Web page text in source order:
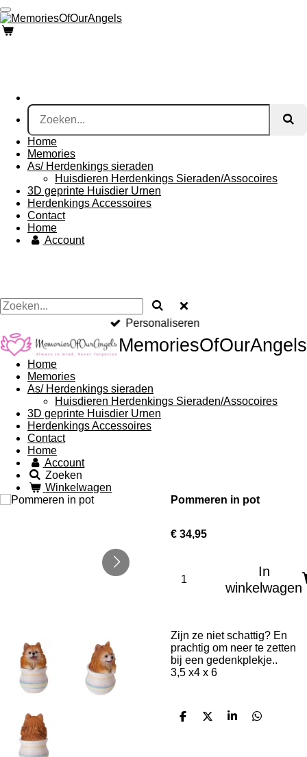
Ga
direct
naar
Home
Memories
As/ Herdenkings sieraden
Huisdieren Herdenkings Sieraden/Assocoires
3D geprinte Huisdier Urnen
Herdenkings Accessoires
Contact
Home
Account
Personaliseren
MemoriesOfOurAngels
Home
Memories
As/ Herdenkings sieraden
Huisdieren Herdenkings Sieraden/Assocoires
3D geprinte Huisdier Urnen
Herdenkings Accessoires
Contact
Home
Account
Zoeken
Winkelwagen
Pommeren in pot
€ 34,95
In
winkelwagen
Zijn ze niet schattig? En
prachtig om neer te zetten
bij een gedenkplekje..
3,5 x4 x 6
D
D
S
D